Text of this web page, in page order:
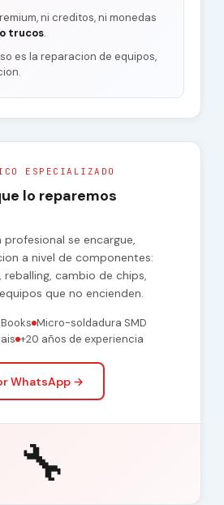
ni creditos, ni monedas
trucos.
es la reparacion de equipos,
ESPECIALIZADO
lo reparemos
profesional se encargue,
a nivel de componentes:
cambio de chips,
que no encienden.
Micro-soldadura SMD
+20 años de experiencia
WhatsApp →
🔧